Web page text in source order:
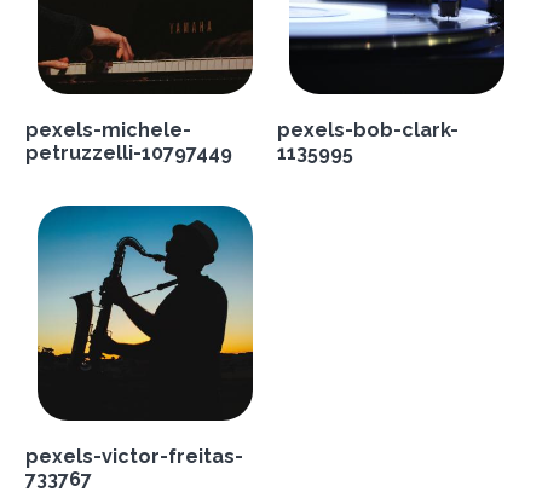
pexels-michele-
petruzzelli-10797449
pexels-bob-clark-
1135995
pexels-victor-freitas-
733767